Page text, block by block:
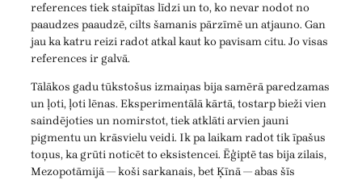
references tiek staipītas līdzi un to, ko nevar nodot no
paaudzes paaudzē, cilts šamanis pārzīmē un atjauno. Gan
jau ka katru reizi radot atkal kaut ko pavisam citu. Jo visas
references ir galvā.
Tālākos gadu tūkstošus izmaiņas bija samērā paredzamas
un ļoti, ļoti lēnas. Eksperimentālā kārtā, tostarp bieži vien
saindējoties un nomirstot, tiek atklāti arvien jauni
pigmentu un krāsvielu veidi. Ik pa laikam radot tik īpašus
toņus, ka grūti noticēt to eksistencei. Ēģiptē tas bija zilais,
Mezopotāmijā — koši sarkanais, bet Ķīnā — abas šīs